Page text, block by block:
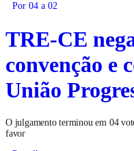
Por 04 a 02
TRE-CE
convenção e
União
O julgamento terminou em 04
favor